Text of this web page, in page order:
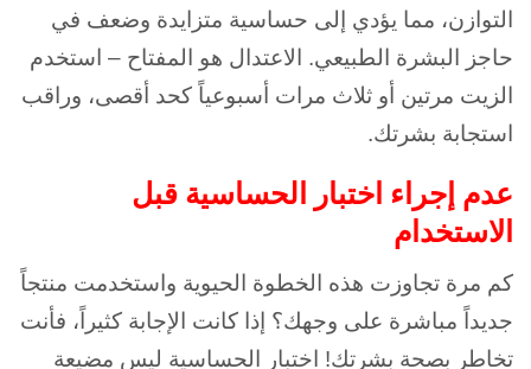
التوازن، مما يؤدي إلى حساسية متزايدة وضعف في
حاجز البشرة الطبيعي. الاعتدال هو المفتاح – استخدم
الزيت مرتين أو ثلاث مرات أسبوعياً كحد أقصى، وراقب
استجابة بشرتك.
عدم إجراء اختبار الحساسية قبل
الاستخدام
كم مرة تجاوزت هذه الخطوة الحيوية واستخدمت منتجاً
جديداً مباشرة على وجهك؟ إذا كانت الإجابة كثيراً، فأنت
تخاطر بصحة بشرتك! اختبار الحساسية ليس مضيعة